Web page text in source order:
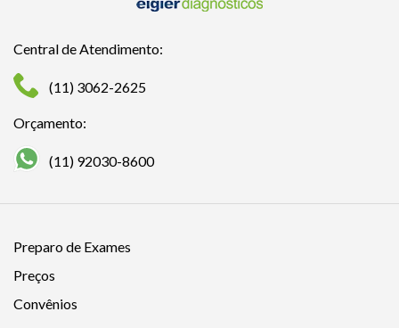
Central de Atendimento:
(11) 3062-2625
Orçamento:
(11) 92030-8600
Preparo de Exames
Preços
Convênios